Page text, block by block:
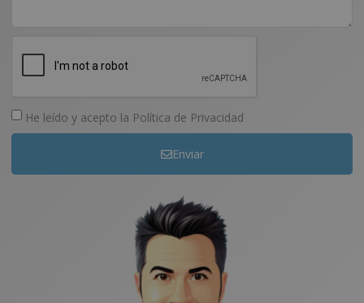
He leído y acepto la Política de Privacidad
Enviar